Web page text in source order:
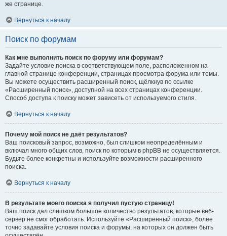
же странице.
Вернуться к началу
Поиск по форумам
Как мне выполнить поиск по форуму или форумам?
Задайте условие поиска в соответствующем поле, расположенном на
главной странице конференции, страницах просмотра форума или темы.
Вы можете осуществить расширенный поиск, щёлкнув по ссылке
«Расширенный поиск», доступной на всех страницах конференции.
Способ доступа к поиску может зависеть от используемого стиля.
Вернуться к началу
Почему мой поиск не даёт результатов?
Ваш поисковый запрос, возможно, был слишком неопределённым и
включал много общих слов, поиск по которым в phpBB не осуществляется.
Будьте более конкретны и используйте возможности расширенного
поиска.
Вернуться к началу
В результате моего поиска я получил пустую страницу!
Ваш поиск дал слишком большое количество результатов, которые веб-
сервер не смог обработать. Используйте «Расширенный поиск», более
точно задавайте условия поиска и форумы, на которых он должен быть